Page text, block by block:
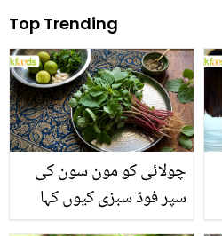
Top Trending
چولائی کو مون سون کی
سپر فوڈ سبزی کیوں کہا